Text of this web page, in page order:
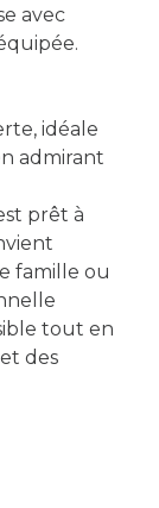
avec
idéale
admirant
prêt à
famille ou
tout en
des